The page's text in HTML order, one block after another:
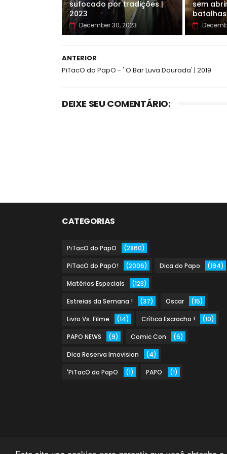
sufocado por tradições |
2023
December 30, 2023
sem
ANTERIOR
PiTacO do PapO - ' O Bar Luva Dourada' | 2019
DEIXE SEU COMENTÁRIO:
CATEGORIAS
PiTacO do PapO (2860)
PiTacO do PapO! (2006) Dica do Papo (194)
Matérias Especiais (123)
Estreias da Semana ! (37) Oscar (15)
Livro Vs. Filme (14) Crítica Escracho ! (10)
PAPO NEWS (9) Comic Con (6)
Dica Reserva Imovision (4)
'PiTacO do PapO (1) PAPO (1)